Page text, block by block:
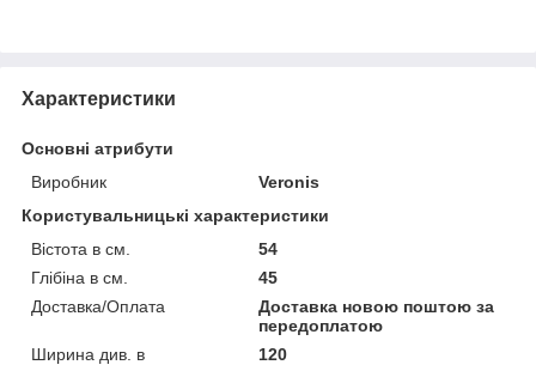
Характеристики
Основні атрибути
Виробник
Veronis
Користувальницькі характеристики
Вістота в см.
54
Глібіна в см.
45
Доставка/Оплата
Доставка новою поштою за
передоплатою
Ширина див. в
120